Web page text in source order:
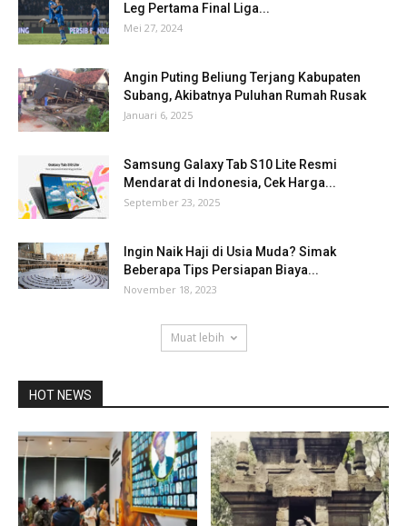
Leg Pertama Final Liga...
Mei 27, 2024
Angin Puting Beliung Terjang Kabupaten
Subang, Akibatnya Puluhan Rumah Rusak
Januari 6, 2025
Samsung Galaxy Tab S10 Lite Resmi
Mendarat di Indonesia, Cek Harga...
September 23, 2025
Ingin Naik Haji di Usia Muda? Simak
Beberapa Tips Persiapan Biaya...
November 18, 2023
Muat lebih
HOT NEWS